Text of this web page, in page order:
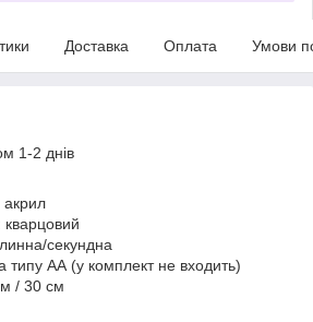
Доставка Оплата Умови
1-2 днів
акрил
кварцовий
секундна
типу АА (у комплект не входить)
/ 30 см